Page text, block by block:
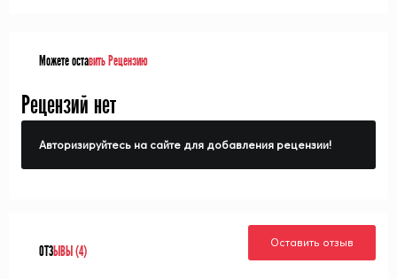
Можете оставить Рецензию
Рецензий нет
Авторизируйтесь на сайте для добавления рецензии!
ОТЗЫВЫ (4)
Оставить отзыв